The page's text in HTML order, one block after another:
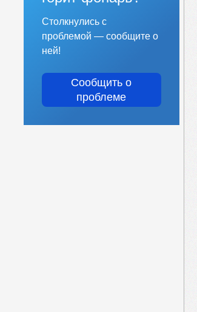
Столкнулись с
проблемой — сообщите о
ней!
Сообщить о
проблеме